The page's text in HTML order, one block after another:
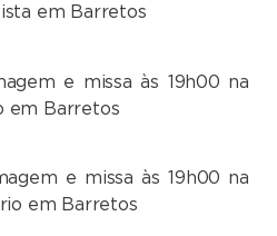
em Barretos
e missa às 19h00 na
em Barretos
e missa às 19h00 na
em Barretos